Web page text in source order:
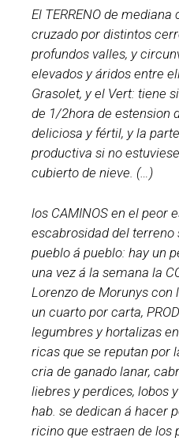
El TERRENO de
cruzado por distintos
profundos valles, y
elevados y áridos entre
Grasolet, y el Vert: tiene
de 1/2hora de estension
deliciosa y fértil, y la
productiva si no
cubierto de nieve. (…)
los CAMINOS en el peor
escabrosidad del terreno
pueblo á pueblo: hay un
una vez á la semana la
Lorenzo de Morunys con
un cuarto por carta,
legumbres y hortalizas
ricas que se reputan por
cria de ganado lanar,
liebres y perdices, lobos
hab. se dedican á hacer
ricino que estraen de los